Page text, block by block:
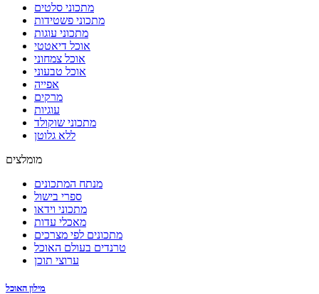
מתכוני סלטים
מתכוני פשטידות
מתכוני עוגות
אוכל דיאטטי
אוכל צמחוני
אוכל טבעוני
אפייה
מרקים
עוגיות
מתכוני שוקולד
ללא גלוטן
מומלצים
מנתח המתכונים
ספרי בישול
מתכוני וידאו
מאכלי עדות
מתכונים לפי מצרכים
טרנדים בעולם האוכל
ערוצי תוכן
מילון האוכל